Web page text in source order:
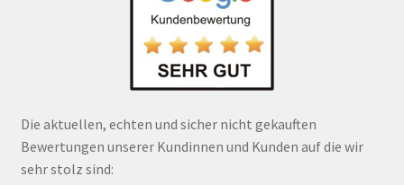
Die aktuellen, echten und sicher nicht gekauften
Bewertungen unserer Kundinnen und Kunden auf die wir
sehr stolz sind: